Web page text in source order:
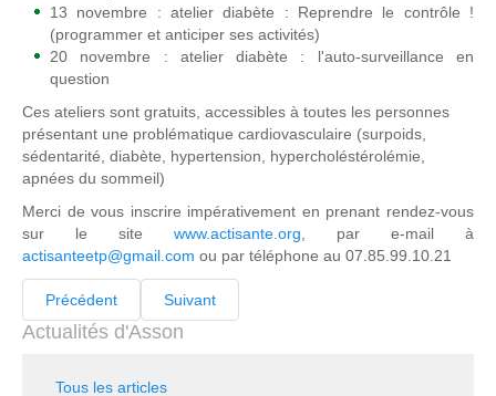
13 novembre : atelier diabète : Reprendre le contrôle !
(programmer et anticiper ses activités)
20 novembre : atelier diabète : l'auto-surveillance en
question
Ces ateliers sont gratuits, accessibles à toutes les personnes
présentant une problématique cardiovasculaire (surpoids,
sédentarité, diabète, hypertension, hypercholéstérolémie,
apnées du sommeil)
Merci de vous inscrire impérativement en prenant rendez-vous
sur le site www.actisante.org , par e-mail à
actisanteetp@gmail.com ou par téléphone au 07.85.99.10.21
Précédent Suivant
Actualités d'Asson
Tous les articles